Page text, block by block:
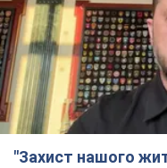
"Захист нашого